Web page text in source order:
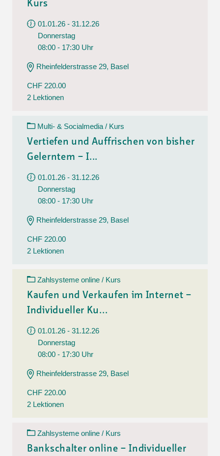
Kurs
01.01.26 - 31.12.26
Donnerstag
08:00 - 17:30 Uhr
Rheinfelderstrasse 29, Basel
CHF 220.00
2 Lektionen
Multi- & Socialmedia / Kurs
Vertiefen und Auffrischen von bisher
Gelerntem – I...
01.01.26 - 31.12.26
Donnerstag
08:00 - 17:30 Uhr
Rheinfelderstrasse 29, Basel
CHF 220.00
2 Lektionen
Zahlsysteme online / Kurs
Kaufen und Verkaufen im Internet –
Individueller Ku...
01.01.26 - 31.12.26
Donnerstag
08:00 - 17:30 Uhr
Rheinfelderstrasse 29, Basel
CHF 220.00
2 Lektionen
Zahlsysteme online / Kurs
Bankschalter online – Individueller